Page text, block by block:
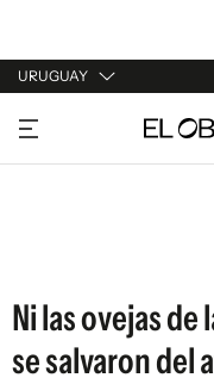
URUGUAY
URUGUAY
ARGENTINA
Ni las ovejas
se salvaron del